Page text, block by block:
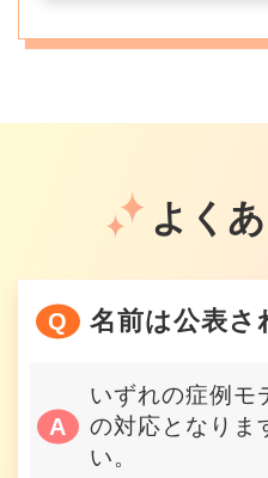
よく
名前は公表さ
いずれの症例モ
の対応となりま
い。